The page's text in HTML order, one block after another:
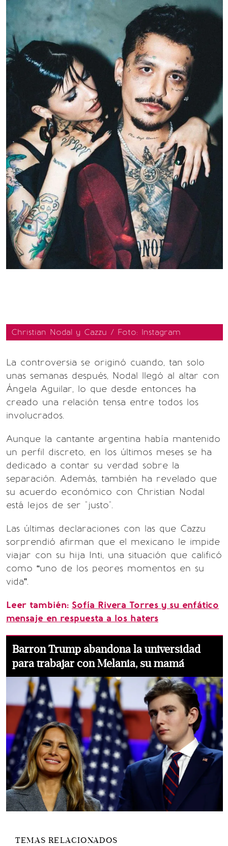
Christian Nodal y Cazzu / Foto: Instagram
La controversia se originó cuando, tan solo
unas semanas después, Nodal llegó al altar con
Ángela Aguilar, lo que desde entonces ha
creado una relación tensa entre todos los
involucrados.
Aunque la cantante argentina había mantenido
un perfil discreto, en los últimos meses se ha
dedicado a contar su verdad sobre la
separación. Además, también ha revelado que
su acuerdo económico con Christian Nodal
está lejos de ser "justo".
Las últimas declaraciones con las que Cazzu
sorprendió afirman que el mexicano le impide
viajar con su hija Inti, una situación que calificó
como “uno de los peores momentos en su
vida”.
Leer también: Sofía Rivera Torres y su enfático
mensaje en respuesta a los haters
Barron Trump abandona la universidad
para trabajar con Melania, su mamá
TEMAS RELACIONADOS